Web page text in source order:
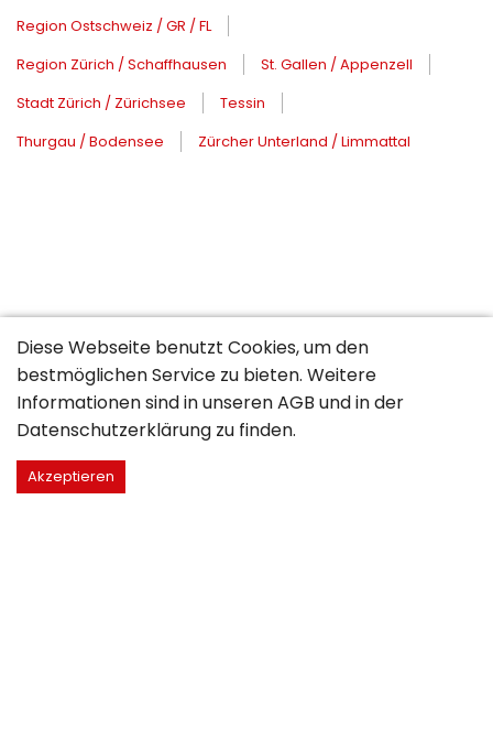
Region Ostschweiz / GR / FL
Region Zürich / Schaffhausen
St. Gallen / Appenzell
Stadt Zürich / Zürichsee
Tessin
Thurgau / Bodensee
Zürcher Unterland / Limmattal
Diese Webseite benutzt Cookies, um den
bestmöglichen Service zu bieten. Weitere
Informationen sind in unserenAGB und in der
Datenschutzerklärung zu finden.
Akzeptieren